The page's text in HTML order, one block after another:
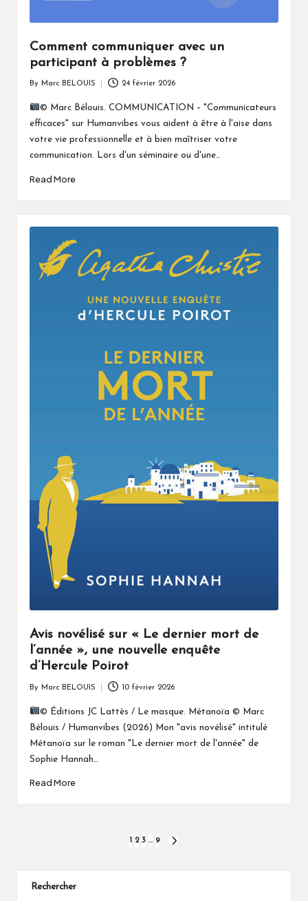
Comment communiquer avec un
participant à problèmes ?
by
By Marc BELOUIS 24 février 2026
© Marc Bélouis. COMMUNICATION – "Communicateurs
efficaces" sur Humanvibes vous aident à être à l'aise dans
votre vie professionnelle et à bien maîtriser votre
communication. Lors d'un séminaire ou d'une…
Read More
Avis novélisé sur « Le dernier mort de
l’année », une nouvelle enquête
d’Hercule Poirot
by
By Marc BELOUIS 10 février 2026
© Éditions JC Lattès / Le masque. Métanoïa © Marc
Bélouis / Humanvibes (2026) Mon "avis novélisé" intitulé
Métanoïa sur le roman "Le dernier mort de l'année" de
Sophie Hannah…
Read More
publications
2 3 … 9
Rechercher